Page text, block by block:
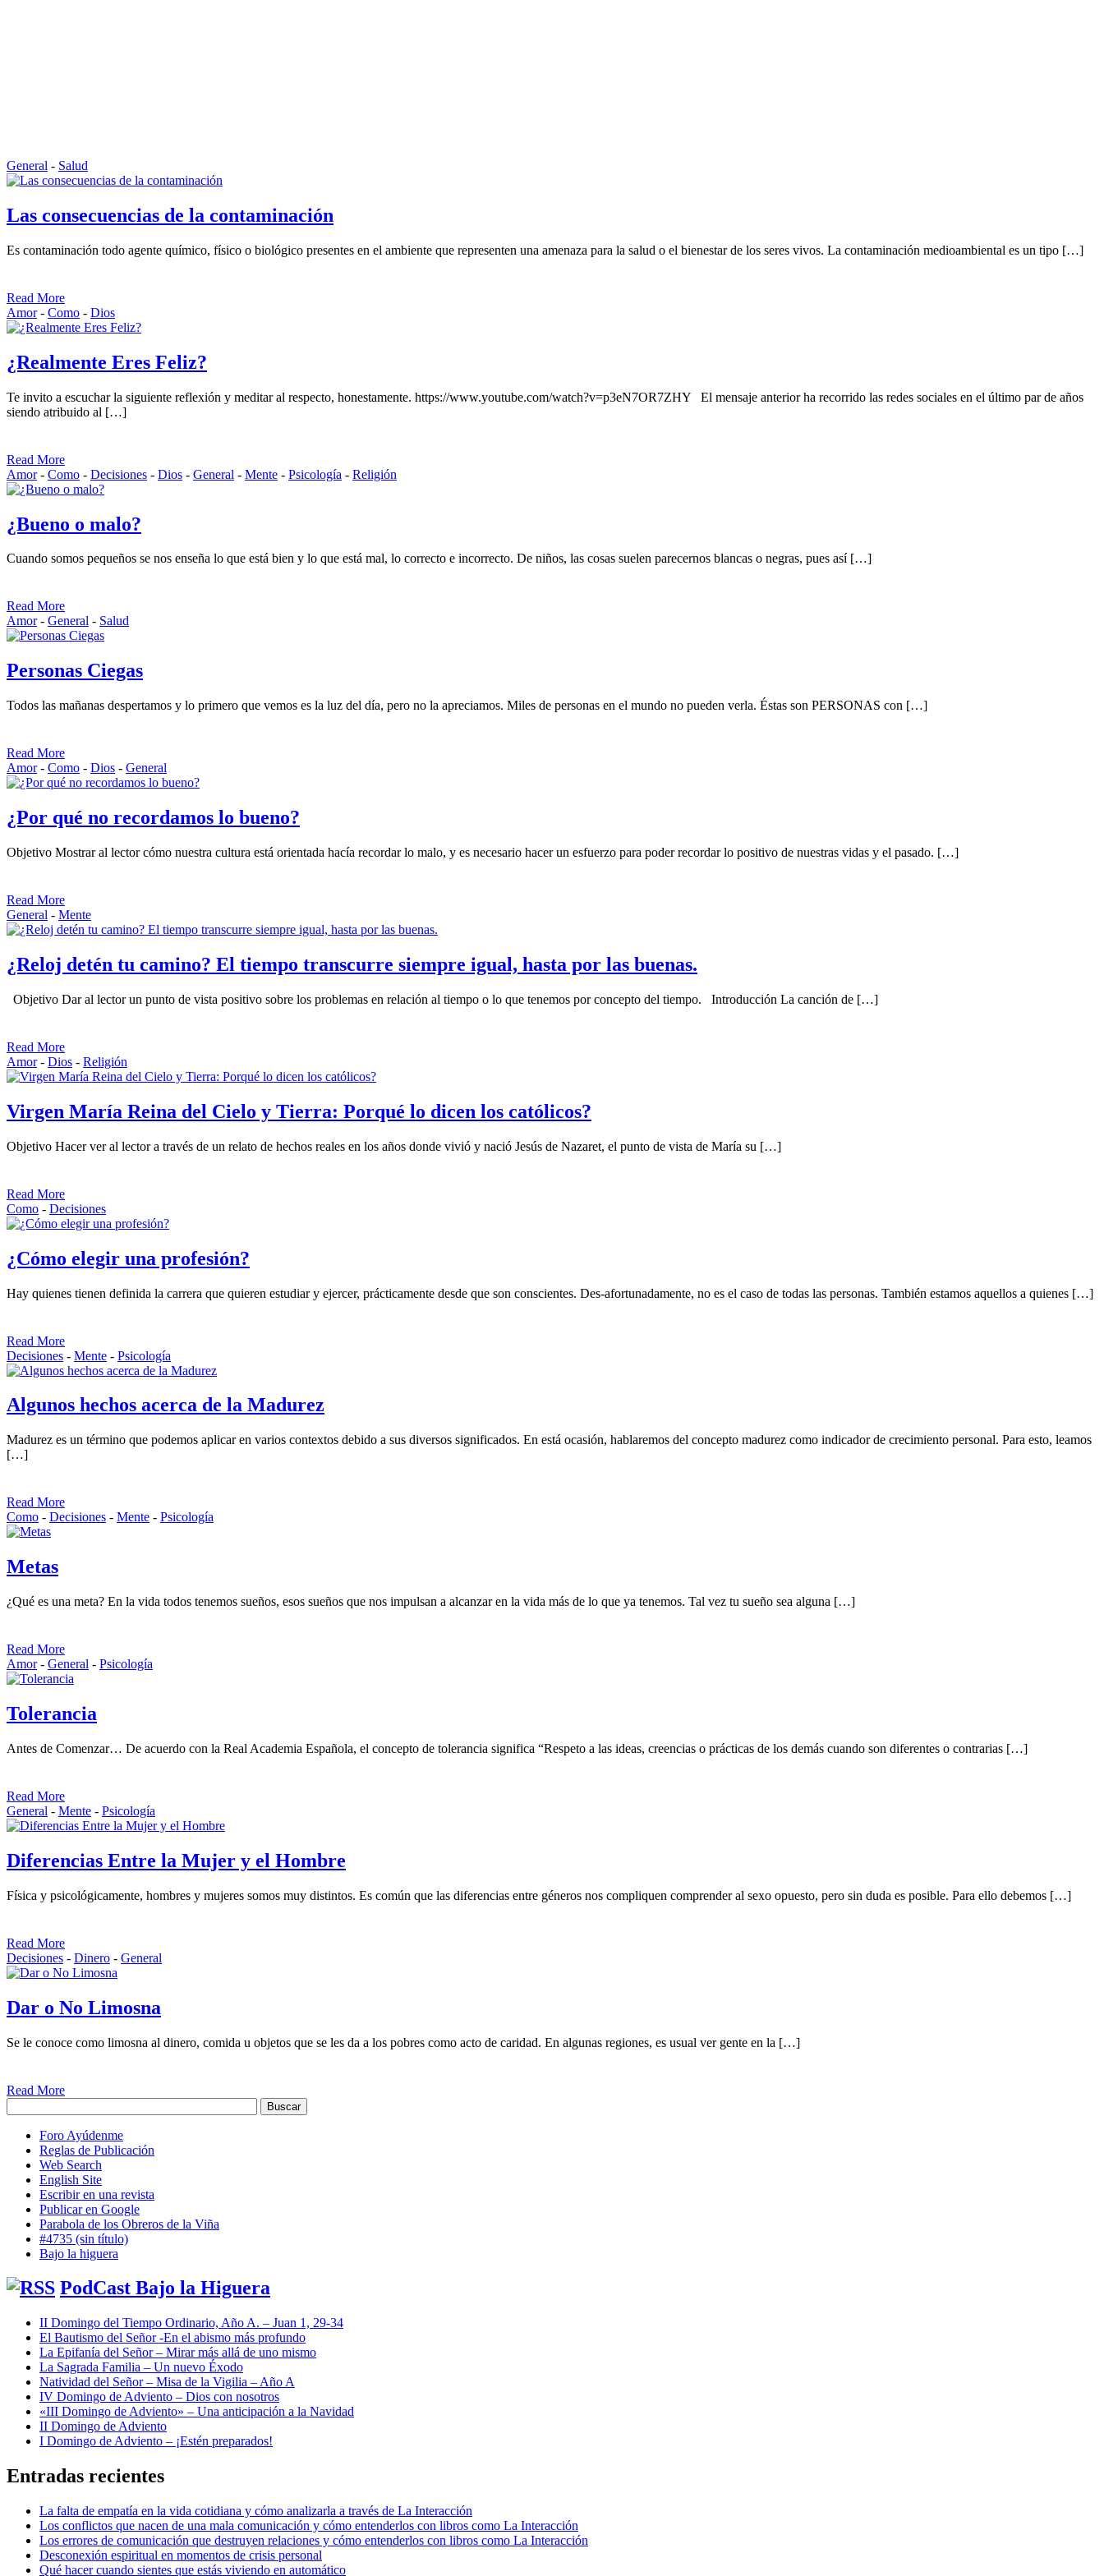
General - Salud
Las consecuencias de la contaminación
Es contaminación todo agente químico, físico o biológico presentes en el ambiente que representen una amenaza para la salud o el bienestar de los seres vivos. La contaminación medioambiental es un tipo […]
Read More
Amor- Como - Dios
¿Realmente Eres Feliz?
Te invito a escuchar la siguiente reflexión y meditar al respecto, honestamente. https://www.youtube.com/watch?v=p3eN7OR7ZHY El mensaje anterior ha recorrido las redes sociales en el último par de años
siendo atribuido al […]
Read More
Amor- Como - Decisiones - Dios - General - Mente - Psicología - Religión
¿Bueno o malo?
Cuando somos pequeños se nos enseña lo que está bien y lo que está mal, lo correcto e incorrecto. De niños, las cosas suelen parecernos blancas o negras, pues así […]
Read More
Amor- General - Salud
Personas Ciegas
Todos las mañanas despertamos y lo primero que vemos es la luz del día, pero no la apreciamos. Miles de personas en el mundo no pueden verla. Éstas son PERSONAS con […]
Read More
Amor- Como - Dios - General
¿Por qué no recordamos lo bueno?
Objetivo Mostrar al lector cómo nuestra cultura está orientada hacía recordar lo malo, y es necesario hacer un esfuerzo para poder recordar lo positivo de nuestras vidas y el pasado. […]
Read More
General - Mente
¿Reloj detén tu camino? El tiempo transcurre siempre igual, hasta por las buenas.
Objetivo Dar al lector un punto de vista positivo sobre los problemas en relación al tiempo o lo que tenemos por concepto del tiempo. Introducción La canción de […]
Read More
Amor- Dios - Religión
Virgen María Reina del Cielo y Tierra: Porqué lo dicen los católicos?
Objetivo Hacer ver al lector a través de un relato de hechos reales en los años donde vivió y nació Jesús de Nazaret, el punto de vista de María su […]
Read More
Como - Decisiones
¿Cómo elegir una profesión?
Hay quienes tienen definida la carrera que quieren estudiar y ejercer, prácticamente desde que son conscientes. Des-afortunadamente, no es el caso de todas las personas. También estamos aquellos a quienes […]
Read More
Decisiones - Mente - Psicología
Algunos hechos acerca de la Madurez
Madurez es un término que podemos aplicar en varios contextos debido a sus diversos significados. En está ocasión, hablaremos del concepto madurez como indicador de crecimiento personal. Para esto, leamos
[…]
Read More
Como - Decisiones - Mente - Psicología
Metas
¿Qué es una meta? En la vida todos tenemos sueños, esos sueños que nos impulsan a alcanzar en la vida más de lo que ya tenemos. Tal vez tu sueño sea alguna […]
Read More
Amor- General - Psicología
Tolerancia
Antes de Comenzar… De acuerdo con la Real Academia Española, el concepto de tolerancia significa “Respeto a las ideas, creencias o prácticas de los demás cuando son diferentes o contrarias […]
Read More
General - Mente - Psicología
Diferencias Entre la Mujer y el Hombre
Física y psicológicamente, hombres y mujeres somos muy distintos. Es común que las diferencias entre géneros nos compliquen comprender al sexo opuesto, pero sin duda es posible. Para ello debemos […]
Read More
Decisiones - Dinero - General
Dar o No Limosna
Se le conoce como limosna al dinero, comida u objetos que se les da a los pobres como acto de caridad. En algunas regiones, es usual ver gente en la […]
Read More
Foro Ayúdenme
Reglas de Publicación
Web Search
English Site
Escribir en una revista
Publicar en Google
Parabola de los Obreros de la Viña
#4735 (sin título)
Bajo la higuera
PodCast Bajo la Higuera
II Domingo del Tiempo Ordinario, Año A. – Juan 1, 29-34
El Bautismo del Señor -En el abismo más profundo
La Epifanía del Señor – Mirar más allá de uno mismo
La Sagrada Familia – Un nuevo Éxodo
Natividad del Señor – Misa de la Vigilia – Año A
IV Domingo de Adviento – Dios con nosotros
«III Domingo de Adviento» – Una anticipación a la Navidad
II Domingo de Adviento
I Domingo de Adviento – ¡Estén preparados!
Entradas recientes
La falta de empatía en la vida cotidiana y cómo analizarla a través de La Interacción
Los conflictos que nacen de una mala comunicación y cómo entenderlos con libros como La Interacción
Los errores de comunicación que destruyen relaciones y cómo entenderlos con libros como La Interacción
Desconexión espiritual en momentos de crisis personal
Qué hacer cuando sientes que estás viviendo en automático